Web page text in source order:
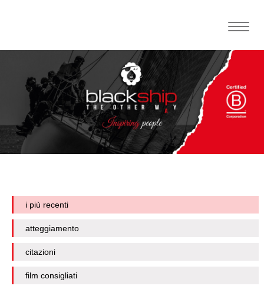
Toggle
i più recenti
atteggiamento
citazioni
film consigliati